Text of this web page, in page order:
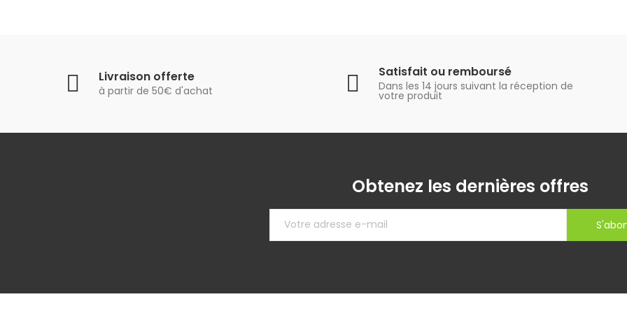
Livraison offerte
à partir de 50€ d'achat
Satisfait ou remboursé
Dans les 14 jours suivant la réception de
votre produit
Obtenez les dernières offres